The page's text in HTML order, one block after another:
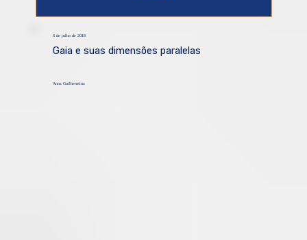
6 de julho de 2018
Gaia e suas dimensões paralelas
Anna Guilhermina